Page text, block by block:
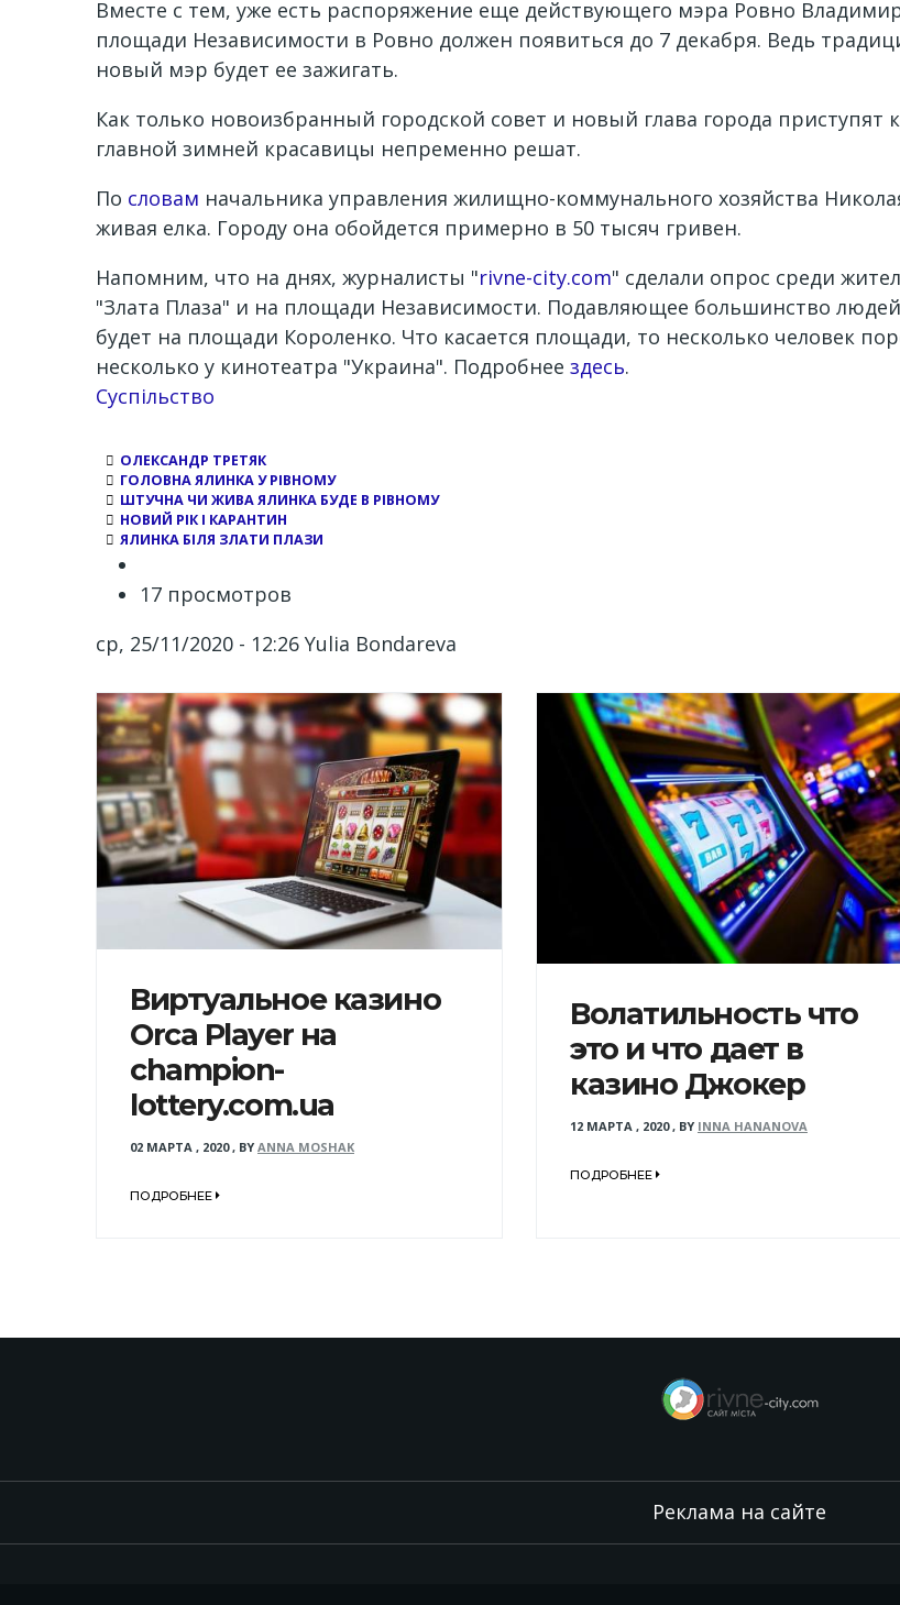
Вместе с тем, уже есть распоряжение еще действующего мэра Ровно
площади Независимости в Ровно должен появиться до 7 декабря. Ведь
новый мэр будет ее зажигать.
Как только новоизбранный городской совет и новый глава города приступят
главной зимней красавицы непременно решат.
По словам начальника управления жилищно-коммунального хозяйства
живая елка. Городу она обойдется примерно в 50 тысяч гривен.
Напомним, что на днях, журналисты "rivne-city.com" сделали опрос среди
"Злата Плаза" и на площади Независимости. Подавляющее большинство
будет на площади Короленко. Что касается площади, то несколько человек
несколько у кинотеатра "Украина". Подробнее здесь.
Суспільство
ОЛЕКСАНДР ТРЕТЯК
ГОЛОВНА ЯЛИНКА У РІВНОМУ
ШТУЧНА ЧИ ЖИВА ЯЛИНКА БУДЕ В РІВНОМУ
НОВИЙ РІК І КАРАНТИН
ЯЛИНКА БІЛЯ ЗЛАТИ ПЛАЗИ
17 просмотров
ср, 25/11/2020 - 12:26 Yulia Bondareva
Виртуальное казино
Orca Player на
champion-
lottery.com.ua
02 МАРТА , 2020, BY ANNA MOSHAK
ПОДРОБНЕЕ
Волатильность что
это и что дает в
казино Джокер
12 МАРТА , 2020, BY INNA HANANOVA
ПОДРОБНЕЕ
Реклама на сайте